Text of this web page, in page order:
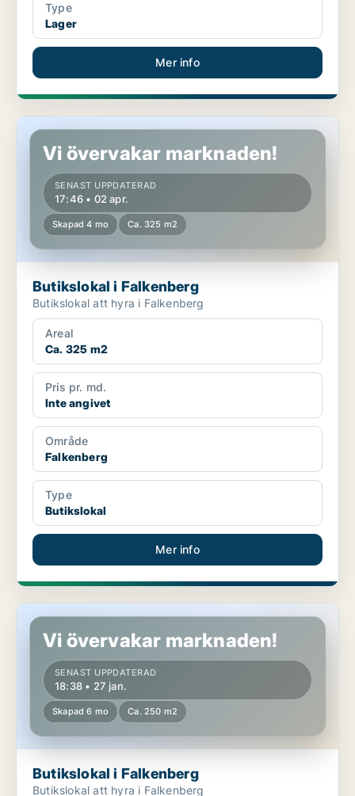
Type
Lager
Mer info
Butikslokal i Falkenberg
Vi övervakar marknaden!
SENAST UPPDATERAD
17:46 • 02 apr.
Skapad 4 mo Ca. 325 m2
Butikslokal i Falkenberg
Butikslokal att hyra i Falkenberg
Areal
Ca. 325 m2
Pris pr. md.
Inte angivet
Område
Falkenberg
Type
Butikslokal
Mer info
Butikslokal i Falkenberg
Vi övervakar marknaden!
SENAST UPPDATERAD
18:38 • 27 jan.
Skapad 6 mo Ca. 250 m2
Butikslokal i Falkenberg
Butikslokal att hyra i Falkenberg